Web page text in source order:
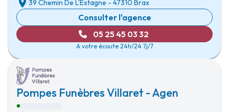
39 Chemin De L'Estagne - 47310 Brax
Consulter l'agence
05 25 45 03 32
A votre écoute 24h/24 7j/7
Pompes Funèbres Villaret - Agen